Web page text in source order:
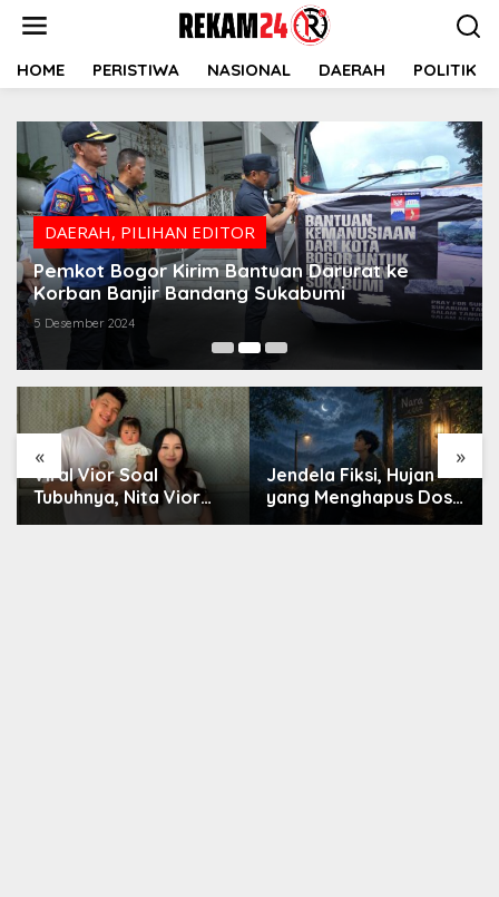
HOME PERISTIWA NASIONAL DAERAH POLITIK
DAERAH, PILIHAN EDITOR
Pemkot Bogor Kirim Bantuan Darurat ke
Korban Banjir Bandang Sukabumi
5 Desember 2024
« »
Viral Vior Soal
Tubuhnya, Nita Vior
Akui Nikmati Peranya
Jendela Fiksi, Hujan
yang Menghapus Dosa